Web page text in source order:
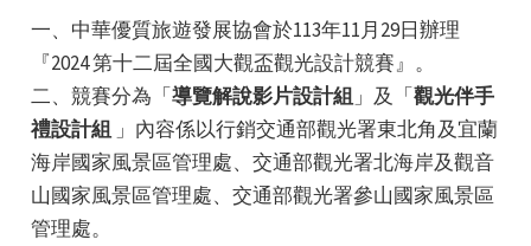
一、中華優質旅遊發展協會於113年11月29日辦理
『2024 第十二屆全國大觀盃觀光設計競賽』。
二、競賽分為「導覽解說影片設計組 」及「觀光伴手
禮設計組 」內容係以行銷交通部觀光署東北角及宜蘭
海岸國家風景區管理處、交通部觀光署北海岸及觀音
山國家風景區管理處、交通部觀光署參山國家風景區
管理處。